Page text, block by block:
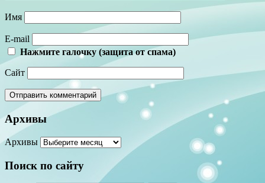
Имя
E-mail
Нажмите галочку (защита от спама)
Сайт
Архивы
Архивы
Поиск по сайту